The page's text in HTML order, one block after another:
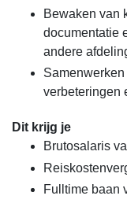
Bewaken van
documentatie
andere
verbeteringen
Dit krijg je
Brutosalaris
Fulltime baan